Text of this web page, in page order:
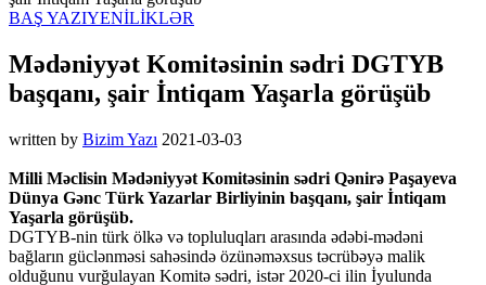
BAŞ YAZIYENİLİKLƏR
Mədəniyyət Komitəsinin sədri DGTYB
başqanı, şair İntiqam Yaşarla görüşüb
written by Bizim Yazı 2021-03-03
Milli Məclisin Mədəniyyət Komitəsinin sədri Qənirə Paşayeva
Dünya Gənc Türk Yazarlar Birliyinin başqanı, şair İntiqam
Yaşarla görüşüb.
DGTYB-nin türk ölkə və topluluqları arasında ədəbi-mədəni
bağların güclənməsi sahəsində özünəməxsus təcrübəyə malik
olduğunu vurğulayan Komitə sədri, istər 2020-ci ilin İyulunda